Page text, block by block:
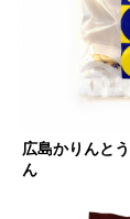
広島かりんと
ん